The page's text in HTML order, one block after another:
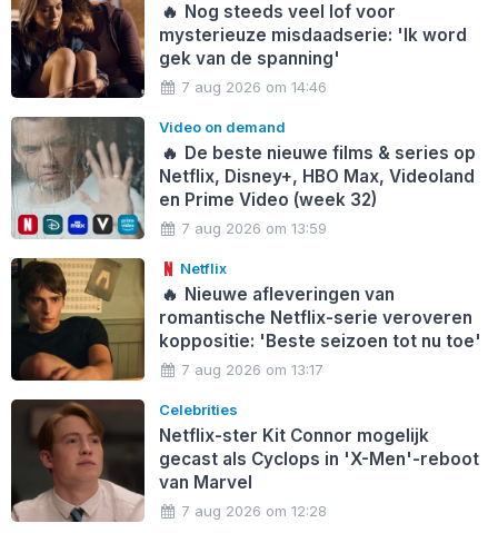
🔥 Nog steeds veel lof voor
mysterieuze misdaadserie: 'Ik word
gek van de spanning'
7 aug 2026 om 14:46
Video on demand
🔥 De beste nieuwe films & series op
Netflix, Disney+, HBO Max, Videoland
en Prime Video (week 32)
7 aug 2026 om 13:59
Netflix
🔥 Nieuwe afleveringen van
romantische Netflix-serie veroveren
koppositie: 'Beste seizoen tot nu toe'
7 aug 2026 om 13:17
Celebrities
Netflix-ster Kit Connor mogelijk
gecast als Cyclops in 'X-Men'-reboot
van Marvel
7 aug 2026 om 12:28